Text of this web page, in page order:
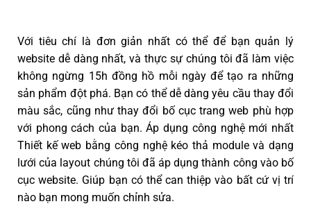
Với tiêu chí là đơn giản nhất có thể để bạn quản lý
website dễ dàng nhất, và thực sự chúng tôi đã làm việc
không ngừng 15h đồng hồ mỗi ngày để tạo ra những
sản phẩm đột phá. Bạn có thể dễ dàng yêu cầu thay đổi
màu sắc, cũng như thay đổi bố cục trang web phù hợp
với phong cách của bạn. Áp dụng công nghệ mới nhất
Thiết kế web bằng công nghệ kéo thả module và dạng
lưới của layout chúng tôi đã áp dụng thành công vào bố
cục website. Giúp bạn có thể can thiệp vào bất cứ vị trí
nào bạn mong muốn chỉnh sửa.